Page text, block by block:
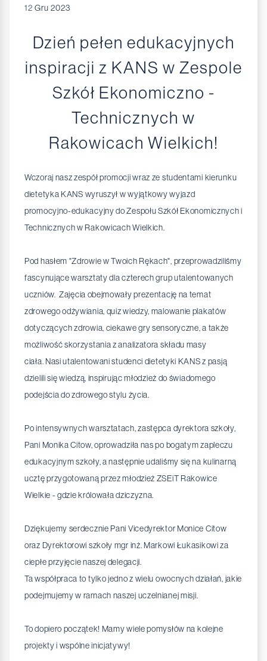
12 Gru 2023
Dzień pełen edukacyjnych
inspiracji z KANS w Zespole
Szkół Ekonomiczno -
Technicznych w
Rakowicach Wielkich!
Wczoraj nasz zespół promocji wraz ze studentami kierunku
dietetyka KANS wyruszył w wyjątkowy wyjazd
promocyjno-edukacyjny do Zespołu Szkół Ekonomicznych i
Technicznych w Rakowicach Wielkich.
Pod hasłem "Zdrowie w Twoich Rękach", przeprowadziliśmy
fascynujące warsztaty dla czterech grup utalentowanych
uczniów. Zajęcia obejmowały prezentację na temat
zdrowego odżywiania, quiz wiedzy, malowanie plakatów
dotyczących zdrowia, ciekawe gry sensoryczne, a także
możliwość skorzystania z analizatora składu masy
ciała. Nasi utalentowani studenci dietetyki KANS z pasją
dzielili się wiedzą, inspirując młodzież do świadomego
podejścia do zdrowego stylu życia.
Po intensywnych warsztatach, zastępca dyrektora szkoły,
Pani Monika Citow, oprowadziła nas po bogatym zapleczu
edukacyjnym szkoły, a następnie udaliśmy się na kulinarną
ucztę przygotowaną przez młodzież ZSEiT Rakowice
Wielkie - gdzie królowała dziczyzna.
Dziękujemy serdecznie Pani Vicedyrektor Monice Citow
oraz Dyrektorowi szkoły mgr inż. Markowi Łukasikowi za
ciepłe przyjęcie naszej delegacji.
Ta współpraca to tylko jedno z wielu owocnych działań, jakie
podejmujemy w ramach naszej uczelnianej misji.
To dopiero początek! Mamy wiele pomysłów na kolejne
projekty i wspólne inicjatywy!